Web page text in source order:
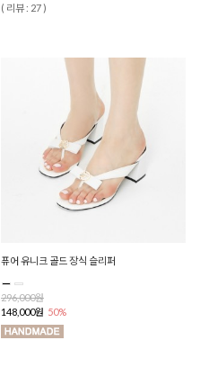
( 리뷰 : 27 )
퓨어 유니크 골드 장식 슬리퍼
296,000원
148,000원 50%